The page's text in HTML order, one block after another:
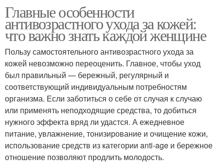
Главные особенности
антивозрастного ухода за кожей:
что важно знать каждой женщине
Пользу самостоятельного антивозрастного ухода за
кожей невозможно переоценить. Главное, чтобы уход
был правильный — бережный, регулярный и
соответствующий индивидуальным потребностям
организма. Если заботиться о себе от случая к случаю
или применять неподходящие средства, то добиться
нужного эффекта вряд ли удастся. А ежедневное
питание, увлажнение, тонизирование и очищение кожи,
использование средств из категории anti-age и бережное
отношение позволяют продлить молодость.